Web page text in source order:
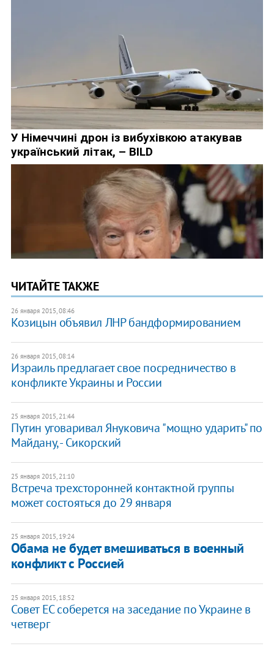
ЧИТАЙТЕ ТАКЖЕ
26 января 2015, 08:46
Козицын объявил ЛНР бандформированием
26 января 2015, 08:14
Израиль предлагает свое посредничество в
конфликте Украины и России
25 января 2015, 21:44
Путин уговаривал Януковича "мощно ударить" по
Майдану, - Сикорский
25 января 2015, 21:10
Встреча трехсторонней контактной группы
может состояться до 29 января
25 января 2015, 19:24
Обама не будет вмешиваться в военный
конфликт с Россией
25 января 2015, 18:52
Совет ЕС соберется на заседание по Украине в
четверг